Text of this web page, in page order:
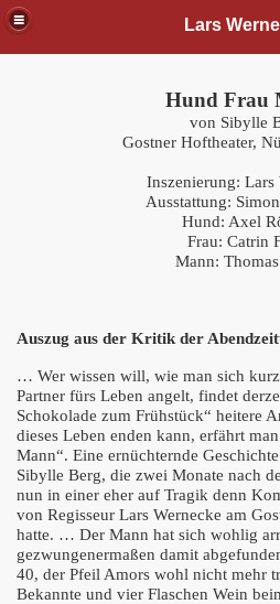
Lars
Hund Frau
von Sibylle
Gostner Hoftheater,
Inszenierung: Lars
Ausstattung:
Hund: Axel
Frau: Catrin
Mann:
Auszug aus der Kritik der
… Wer wissen will, wie man sich kurz
Partner fürs Leben angelt, findet
Schokolade zum Frühstück“ heitere
dieses Leben enden kann, erfährt
Mann“. Eine ernüchternde
Sibylle Berg, die zwei Monate nach
nun in einer eher auf Tragik denn
von Regisseur Lars Wernecke am
hatte. … Der Mann hat sich wohlig
gezwungenermaßen damit
40, der Pfeil Amors wohl nicht mehr
Bekannte und vier Flaschen Wein